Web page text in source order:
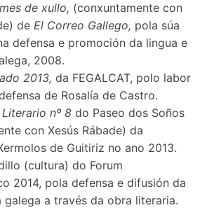
de xullo, (conxuntamente con
de El Correo Gallego, pola súa
defensa e promoción da lingua e
2008.
2013, da FEGALCAT, polo labor
de Rosalía de Castro.
nº 8 do Paseo dos Soños
con Xesús Rábade) da
de Guitiriz no ano 2013.
(cultura) do Forum
2014, pola defensa e difusión da
galega a través da obra literaria.